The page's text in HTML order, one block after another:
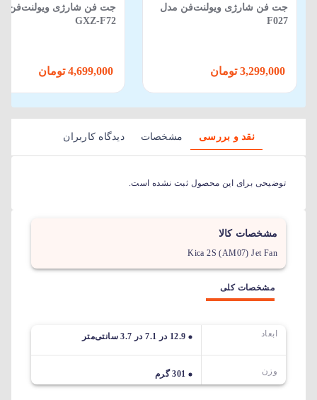
جت فن شارژی ویولنت‌فن مدل
F027
جت فن شارژی ویولنت‌فن
GXZ-F72
نقد و بررسی مشخصات دیدگاه کاربران
توضیحی برای این محصول ثبت نشده است.
مشخصات کالا
Kica 2S (AM07) Jet Fan
مشخصات کلی
ابعاد 12.9 در 7.1 در 3.7 سانتی‌متر
وزن 301 گرم